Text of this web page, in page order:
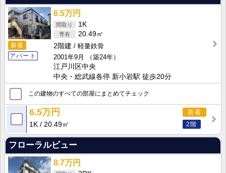
新着
アパート
6.5万円
1K
20.49㎡
2階建
軽量鉄骨
2001年9月
（築24年）
江戸川区中央
中央・総武線各停 新小岩駅 徒歩20分
この建物のすべての部屋にまとめてチェック
新着
2階
6.5万円
1K 20.49㎡
フローラルビュー
8.7万円